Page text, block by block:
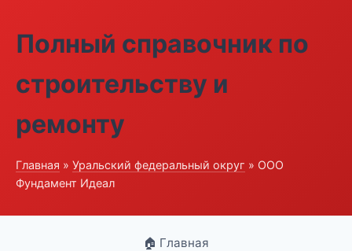
Полный справочник по
строительству и
ремонту
Главная » Уральский федеральный округ » ООО
Фундамент Идеал
🏠 Главная